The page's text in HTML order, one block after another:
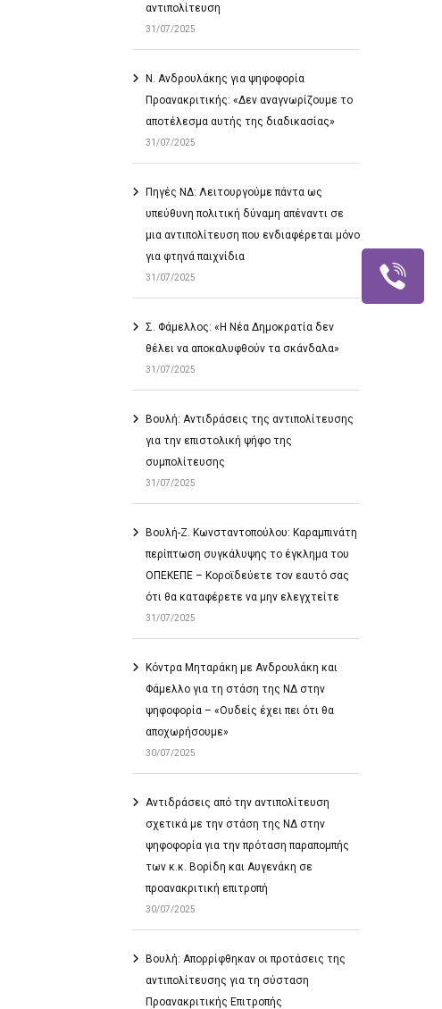
αντιπολίτευση
31/07/2025
Ν. Ανδρουλάκης για ψηφοφορία
Προανακριτικής: «Δεν αναγνωρίζουμε το
αποτέλεσμα αυτής της διαδικασίας»
31/07/2025
Πηγές ΝΔ: Λειτουργούμε πάντα ως
υπεύθυνη πολιτική δύναμη απέναντι σε
μια αντιπολίτευση που ενδιαφέρεται μόνο
για φτηνά παιχνίδια
31/07/2025
Σ. Φάμελλος: «Η Νέα Δημοκρατία δεν
θέλει να αποκαλυφθούν τα σκάνδαλα»
31/07/2025
Βουλή: Αντιδράσεις της αντιπολίτευσης
για την επιστολική ψήφο της
συμπολίτευσης
31/07/2025
Βουλή-Ζ. Κωνσταντοπούλου: Καραμπινάτη
περίπτωση συγκάλυψης το έγκλημα του
ΟΠΕΚΕΠΕ – Κοροϊδεύετε τον εαυτό σας
ότι θα καταφέρετε να μην ελεγχτείτε
31/07/2025
Κόντρα Μηταράκη με Ανδρουλάκη και
Φάμελλο για τη στάση της ΝΔ στην
ψηφοφορία – «Ουδείς έχει πει ότι θα
αποχωρήσουμε»
30/07/2025
Αντιδράσεις από την αντιπολίτευση
σχετικά με την στάση της ΝΔ στην
ψηφοφορία για την πρόταση παραπομπής
των κ.κ. Βορίδη και Αυγενάκη σε
προανακριτική επιτροπή
30/07/2025
Βουλή: Απορρίφθηκαν οι προτάσεις της
αντιπολίτευσης για τη σύσταση
Προανακριτικής Επιτροπής